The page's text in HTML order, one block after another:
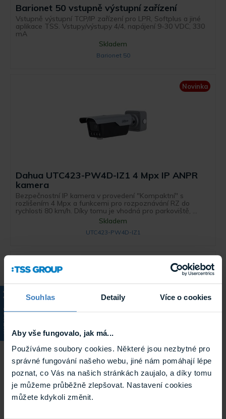
Souhlas Detaily Více o cookies
Aby vše fungovalo, jak má...
Používáme soubory cookies. Některé jsou nezbytné pro
správné fungování našeho webu, jiné nám pomáhají lépe
poznat, co Vás na našich stránkách zaujalo, a díky tomu
je můžeme průběžně zlepšovat. Nastavení cookies
můžete kdykoli změnit.
KATALOG
Barionet 50 vstupně výstupní zařízení
Vstupně výstupní TCP/IP zařízení pro LPR, Softplus a jiné
aplikace TSS. Vstupy/výstupy 4/4, napájení 9-30 VDC, 330
mA
Skladem
Barionet 50
Novinka
Dahua UTC423-PW4D-IZ1 4 Mpx IP ANPR
kamera
Bezpečnostní IP kamera v provedení "Kompaktní" s
rozlišením 4 Mpx a funkcemi pro rozpoznávání RZ do
rychlosti 80 km/h. Díky tomu je vhodná pro parkoviště, ...
Skladem
UTC423-PW4D-IZ1
Tattile TAT Basic MK2 2 Mpx ANPR kamera
Inteligentní 2 Mpx kompaktní IP kamera s krátkým
dosahem (F02200-200). Kamera je schopna detekovat na
vzdálenost maximálně 8 m. Pro zhoršené světelné
podmínky ...
Na objednávku